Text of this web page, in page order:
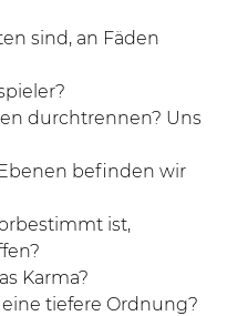
sind, an Fäden
durchtrennen? Uns
befinden wir
ist,
Karma?
tiefere Ordnung?